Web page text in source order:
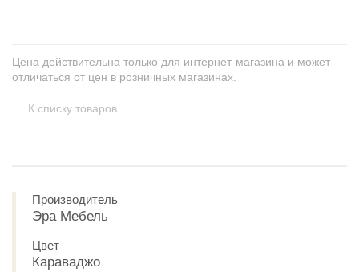
Цена действительна только для интернет-магазина и может
отличаться от цен в розничных магазинах.
К списку товаров
Производитель
Эра Мебель
Цвет
Караваджо